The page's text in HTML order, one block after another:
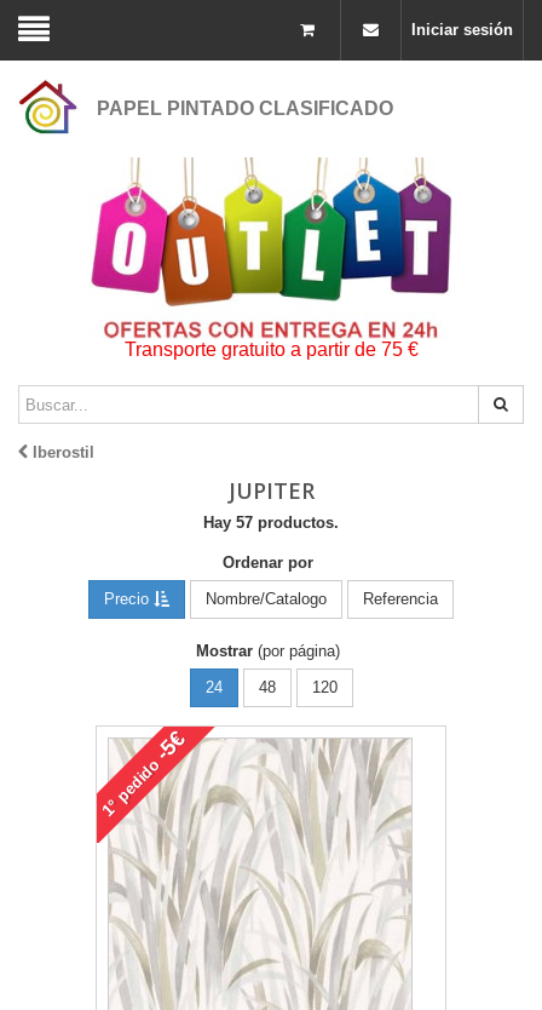
Iniciar sesión
PAPEL PINTADO CLASIFICADO
Transporte gratuito a partir de 75 €
Iberostil
JUPITER
Hay 57 productos.
Ordenar por
Precio
Nombre/Catalogo Referencia
Mostrar (por página)
24
48 120
1°
pedido
-5€